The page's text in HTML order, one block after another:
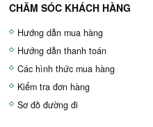
CHĂM SÓC KHÁCH HÀNG
Hướng dẫn mua hàng
Hướng dẫn thanh toán
Các hình thức mua hàng
Kiểm tra đơn hàng
Sơ đồ đường đi